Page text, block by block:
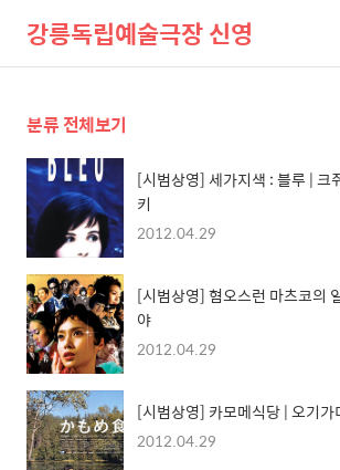
강릉독립예술극장 신영
분류 전체보기
[시범상영] 세가지색 : 블루 | 크
키
2012.04.29
[시범상영] 혐오스런 마츠코의
야
2012.04.29
[시범상영] 카모메식당 | 오기가
2012.04.29